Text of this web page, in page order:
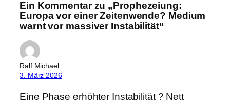
Ein Kommentar zu „Prophezeiung:
Europa vor einer Zeitenwende? Medium
warnt vor massiver Instabilität“
Ralf.Michael
3. März 2026
Eine Phase erhöhter Instabilität ? Nett